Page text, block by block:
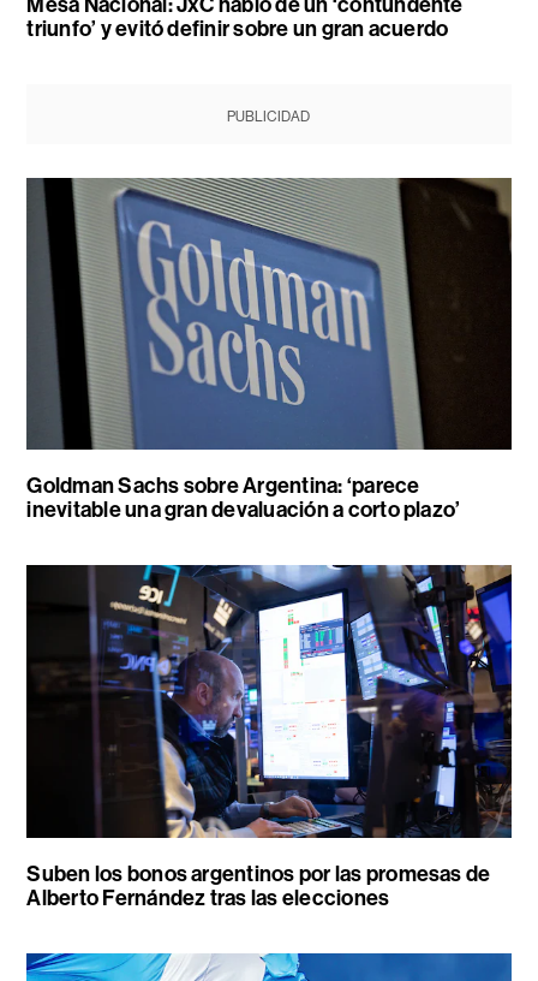
triunfo’ y evitó definir sobre un gran acuerdo
PUBLICIDAD
Goldman Sachs sobre Argentina: ‘parece
inevitable una gran devaluación a corto plazo’
Suben los bonos argentinos por las promesas de
Alberto Fernández tras las elecciones